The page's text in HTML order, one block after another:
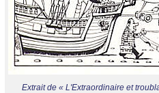
Extrait de « L'Extraordinaire et